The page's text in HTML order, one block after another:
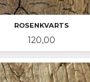
ROSENKVARTS
Pris
120,00